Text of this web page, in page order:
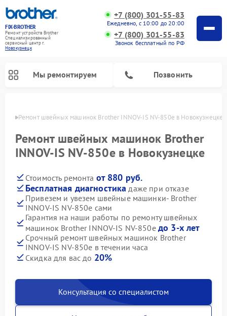
FIX-BROTHER
Ремонт устройств Brother
Специализированный
cервисный центр г.
Новокузнецк
+7 (800) 301-55-83
Ежедневно, с 10:00 до 20:00
+7 (800) 301-55-83
Звонок бесплатный по РФ
Мы ремонтируем Позвонить
Ремонт швейных машинок Brother INNOV-IS NV-850e в Новокузнецке
Ремонт швейных машинок Brother
INNOV-IS NV-850e в Новокузнецке
Стоимость ремонта от 880 руб.
Бесплатная диагностика даже при отказе
Привезем и увезем швейные машинки- Brother
INNOV-IS NV-850e сами
Гарантия на наши работы по ремонту швейных
машинок Brother INNOV-IS NV-850e до 3-х лет
Срочный ремонт швейных машинок Brother
INNOV-IS NV-850e в течении часа
Скидка для вас до 20%
Консультация со специалистом